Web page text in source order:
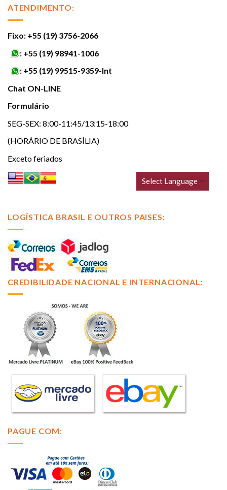
ATENDIMENTO:
Fixo: +55 (19) 3756-2066
: +55 (19) 98941-1006
: +55 (19) 99515-9359-Int
Chat ON-LINE
Formulário
SEG-SEX: 8:00-11:45/13:15-18:00
(HORÁRIO DE BRASÍLIA)
Exceto feriados
LOGÍSTICA BRASIL E OUTROS PAISES:
CREDIBILIDADE NACIONAL E INTERNACIONAL:
PAGUE COM: